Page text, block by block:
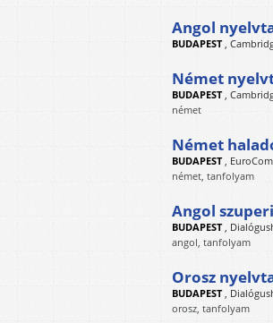
Angol
BUDAPEST,
Német
BUDAPEST,
német
Német
BUDAPEST,
német, tanfolyam
Angol
BUDAPEST,
angol, tanfolyam
Orosz
BUDAPEST,
orosz, tanfolyam